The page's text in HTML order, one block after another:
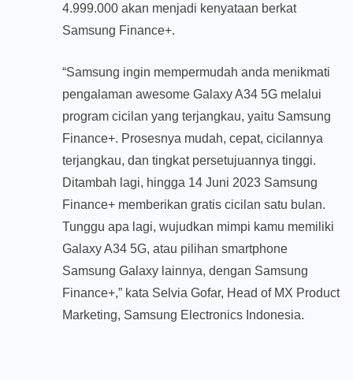
4.999.000 akan menjadi kenyataan berkat
Samsung Finance+.
“Samsung ingin mempermudah anda menikmati
pengalaman awesome Galaxy A34 5G melalui
program cicilan yang terjangkau, yaitu Samsung
Finance+. Prosesnya mudah, cepat, cicilannya
terjangkau, dan tingkat persetujuannya tinggi.
Ditambah lagi, hingga 14 Juni 2023 Samsung
Finance+ memberikan gratis cicilan satu bulan.
Tunggu apa lagi, wujudkan mimpi kamu memiliki
Galaxy A34 5G, atau pilihan smartphone
Samsung Galaxy lainnya, dengan Samsung
Finance+,” kata Selvia Gofar, Head of MX Product
Marketing, Samsung Electronics Indonesia.